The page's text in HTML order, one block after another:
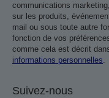
communications
sur les produits,
mail ou sous toute autre
fonction de vos
comme cela est décrit
informations personnelles.
Suivez-nous